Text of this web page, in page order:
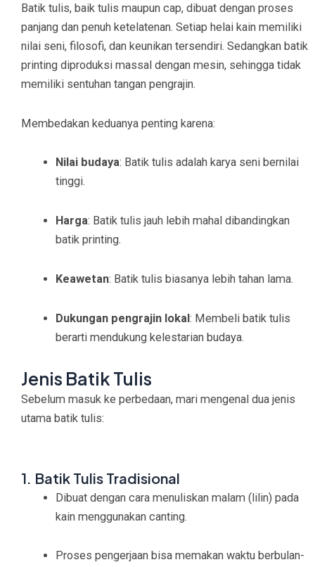
Batik tulis, baik tulis maupun cap, dibuat dengan proses
panjang dan penuh ketelatenan. Setiap helai kain memiliki
nilai seni, filosofi, dan keunikan tersendiri. Sedangkan batik
printing diproduksi massal dengan mesin, sehingga tidak
memiliki sentuhan tangan pengrajin.
Membedakan keduanya penting karena:
Nilai budaya: Batik tulis adalah karya seni bernilai
tinggi.
Harga: Batik tulis jauh lebih mahal dibandingkan
batik printing.
Keawetan: Batik tulis biasanya lebih tahan lama.
Dukungan pengrajin lokal: Membeli batik tulis
berarti mendukung kelestarian budaya.
Jenis Batik Tulis
Sebelum masuk ke perbedaan, mari mengenal dua jenis
utama batik tulis:
1. Batik Tulis Tradisional
Dibuat dengan cara menuliskan malam (lilin) pada
kain menggunakan canting.
Proses pengerjaan bisa memakan waktu berbulan-